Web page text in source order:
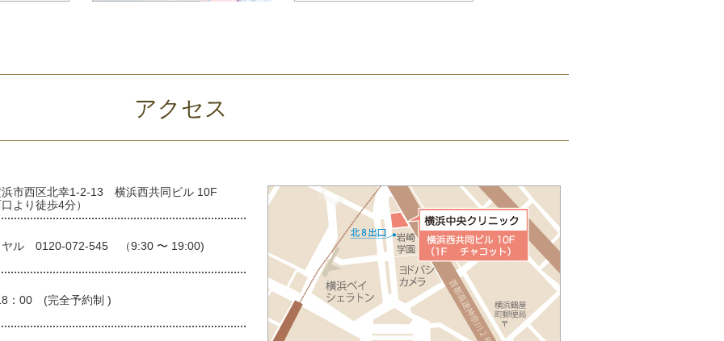
アクセス
浜市西区北幸1-2-13 横浜西共同ビル 10F
より徒歩4分）
ヤル 0120-072-545 （9:30 〜 19:00)
：00 (完全予約制 )